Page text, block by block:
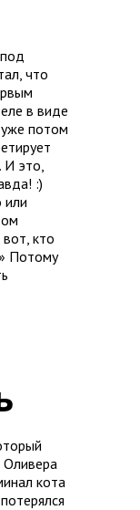
что
в виде
уже потом
это,
:)
или
кто
Потому
Оливера
кота